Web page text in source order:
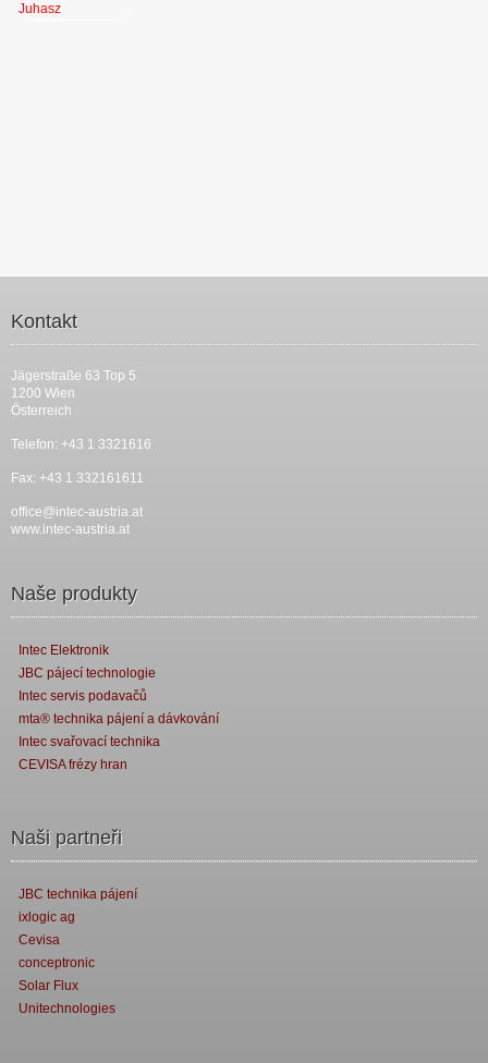
Kontakt
Jägerstraße 63 Top 5
1200 Wien
Österreich
Telefon: +43 1 3321616
Fax: +43 1 332161611
office@intec-austria.at
www.intec-austria.at
Naše produkty
Intec Elektronik
JBC pájecí technologie
Intec servis podavačů
mta® technika pájení a dávkování
Intec svařovací technika
CEVISA frézy hran
Naši partneři
JBC technika pájení
ixlogic ag
Cevisa
conceptronic
Solar Flux
Unitechnologies